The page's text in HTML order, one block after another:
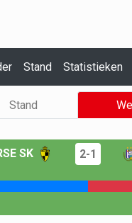
Stand Statistieken
Stand
SK 2-1